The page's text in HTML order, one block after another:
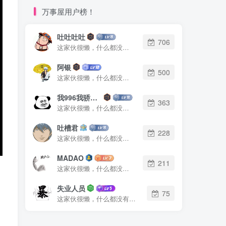
万事屋用户榜！
吐吐吐吐
这家伙很懒，什么都没有写...
706
阿银
这家伙很懒，什么都没有写...
500
我996我骄傲了么
这家伙很懒，什么都没有写...
363
吐槽君
这家伙很懒，什么都没有写...
228
MADAO
这家伙很懒，什么都没有写...
211
失业人员
这家伙很懒，什么都没有写...
75